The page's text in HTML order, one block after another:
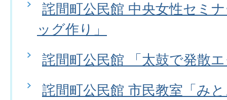
詫間町公民館 中央女性セミ
ッグ作り」
詫間町公民館 「太鼓で発散
詫間町公民館 市民教室「み